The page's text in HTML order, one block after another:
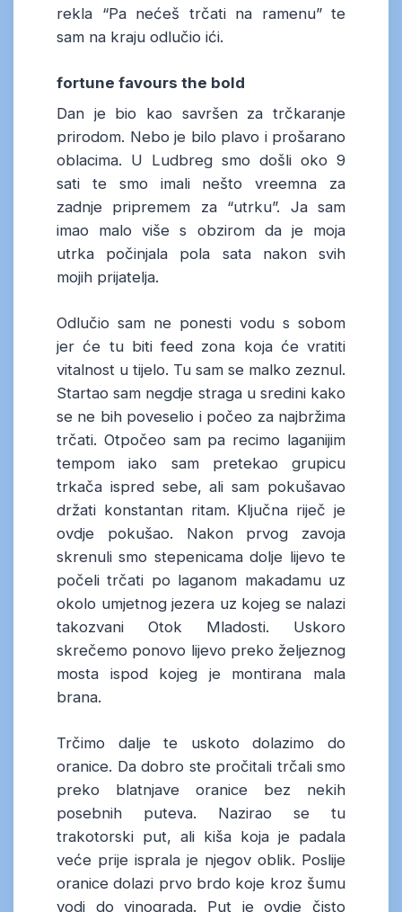
rekla “Pa nećeš trčati na ramenu” te
sam na kraju odlučio ići.
fortune favours the bold
Dan je bio kao savršen za trčkaranje
prirodom. Nebo je bilo plavo i prošarano
oblacima. U Ludbreg smo došli oko 9
sati te smo imali nešto vreemna za
zadnje pripremem za “utrku”. Ja sam
imao malo više s obzirom da je moja
utrka počinjala pola sata nakon svih
mojih prijatelja.
Odlučio sam ne ponesti vodu s sobom
jer će tu biti feed zona koja će vratiti
vitalnost u tijelo. Tu sam se malko zeznul.
Startao sam negdje straga u sredini kako
se ne bih poveselio i počeo za najbržima
trčati. Otpočeo sam pa recimo laganijim
tempom iako sam pretekao grupicu
trkača ispred sebe, ali sam pokušavao
držati konstantan ritam. Ključna riječ je
ovdje pokušao. Nakon prvog zavoja
skrenuli smo stepenicama dolje lijevo te
počeli trčati po laganom makadamu uz
okolo umjetnog jezera uz kojeg se nalazi
takozvani Otok Mladosti. Uskoro
skrečemo ponovo lijevo preko željeznog
mosta ispod kojeg je montirana mala
brana.
Trčimo dalje te uskoto dolazimo do
oranice. Da dobro ste pročitali trčali smo
preko blatnjave oranice bez nekih
posebnih puteva. Nazirao se tu
trakotorski put, ali kiša koja je padala
veće prije isprala je njegov oblik. Poslije
oranice dolazi prvo brdo koje kroz šumu
vodi do vinograda. Put je ovdje čisto